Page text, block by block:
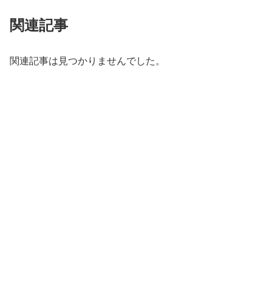
関連記事
関連記事は見つかりませんでした。